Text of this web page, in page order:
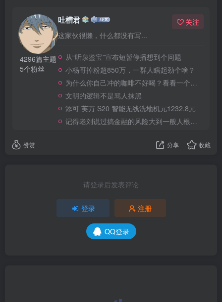
4296篇主题
5个粉丝
吐槽君
这家伙很懒，什么都没有写...
关注
从“听泉鉴宝”宣布短暂停播想到个问题
小杨哥掉粉超850万，一群人瞎起劲个啥？
为什么你自己冲的咖啡不好喝？看看一个自媒体博主的分享
文明的逻辑不是骂人抹黑
添可 芙万 S20 智能无线洗地机元1232.8元
记得老刘说过搞金融的风险大到一般人根本承受不起
赞赏 分享 收藏
请登录后发表评论
登录 注册
QQ登录